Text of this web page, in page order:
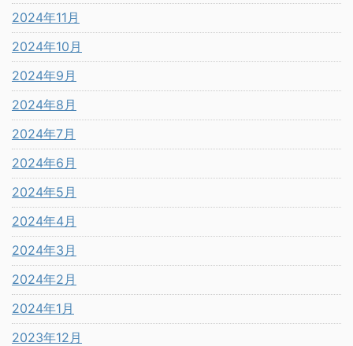
2024年11月
2024年10月
2024年9月
2024年8月
2024年7月
2024年6月
2024年5月
2024年4月
2024年3月
2024年2月
2024年1月
2023年12月